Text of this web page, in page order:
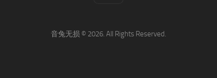
音兔无损 © 2026. All Rights Reserved.